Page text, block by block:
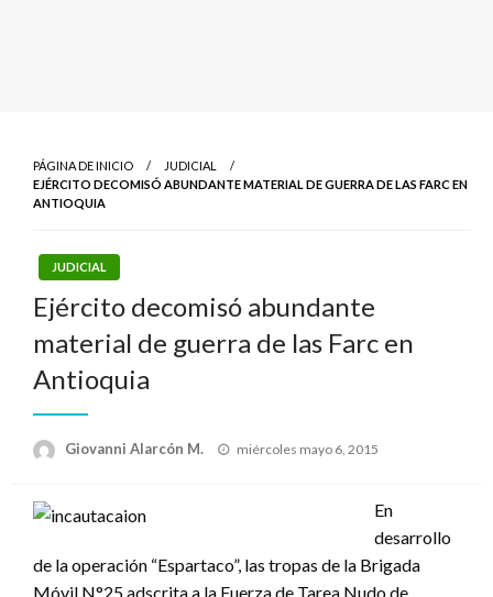
PÁGINA DE INICIO
JUDICIAL
EJÉRCITO DECOMISÓ ABUNDANTE MATERIAL DE GUERRA DE LAS FARC EN
ANTIOQUIA
JUDICIAL
Ejército decomisó abundante
material de guerra de las Farc en
Antioquia
Giovanni Alarcón M.
Publicado
miércoles mayo 6, 2015
En
desarrollo
de la operación “Espartaco”, las tropas de la Brigada
Móvil N°25 adscrita a la Fuerza de Tarea Nudo de